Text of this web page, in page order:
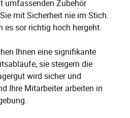
umfassenden Zubehör
mit Sicherheit nie im Stich.
es sor richtig hoch hergeht.
Ihnen eine signifikante
sie steigern die
wird sicher und
Ihre Mitarbeiter arbeiten in